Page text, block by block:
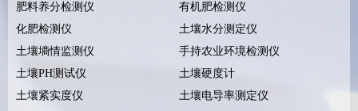
肥料养分检测仪
有机肥检测仪
化肥检测仪
土壤水分测定仪
土壤墒情监测仪
手持农业环境检测仪
土壤PH测试仪
土壤硬度计
土壤紧实度仪
土壤电导率测定仪